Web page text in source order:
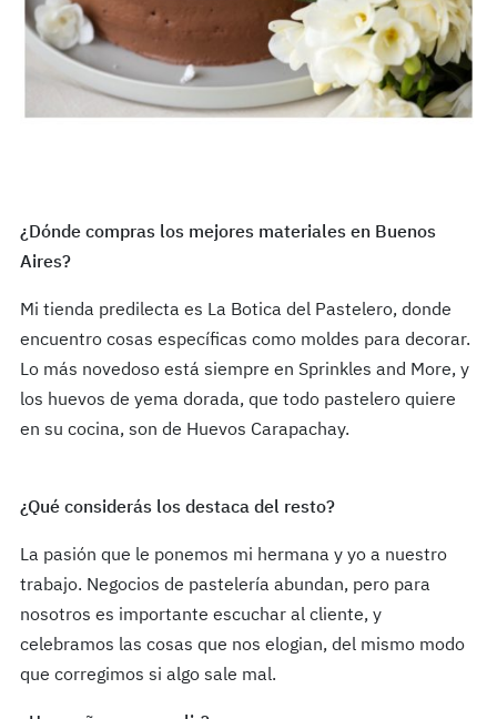
¿Dónde compras los mejores materiales en Buenos
Aires?
Mi tienda predilecta es La Botica del Pastelero, donde
encuentro cosas específicas como moldes para decorar.
Lo más novedoso está siempre en Sprinkles and More, y
los huevos de yema dorada, que todo pastelero quiere
en su cocina, son de Huevos Carapachay.
¿Qué considerás los destaca del resto?
La pasión que le ponemos mi hermana y yo a nuestro
trabajo. Negocios de pastelería abundan, pero para
nosotros es importante escuchar al cliente, y
celebramos las cosas que nos elogian, del mismo modo
que corregimos si algo sale mal.